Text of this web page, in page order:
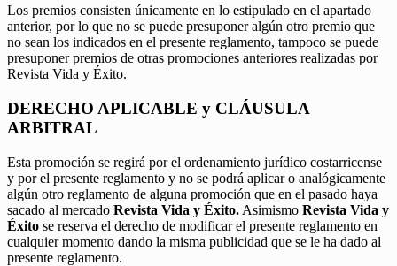
Los premios consisten únicamente en lo estipulado en el apartado
anterior, por lo que no se puede presuponer algún otro premio que
no sean los indicados en el presente reglamento, tampoco se puede
presuponer premios de otras promociones anteriores realizadas por
Revista Vida y Éxito.
DERECHO APLICABLE y CLÁUSULA
ARBITRAL
Esta promoción se regirá por el ordenamiento jurídico costarricense
y por el presente reglamento y no se podrá aplicar o analógicamente
algún otro reglamento de alguna promoción que en el pasado haya
sacado al mercado Revista Vida y Éxito. Asimismo Revista Vida y
Éxito se reserva el derecho de modificar el presente reglamento en
cualquier momento dando la misma publicidad que se le ha dado al
presente reglamento.